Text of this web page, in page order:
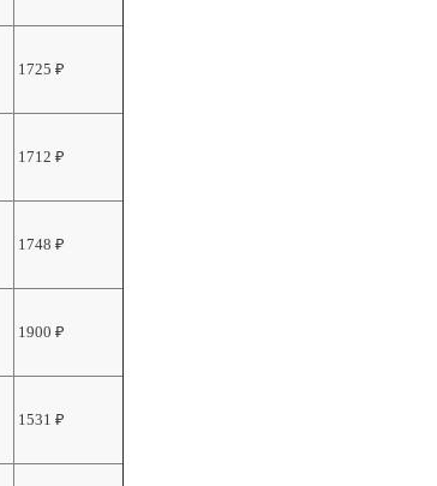
1725 ₽
1712 ₽
1748 ₽
1900 ₽
1531 ₽